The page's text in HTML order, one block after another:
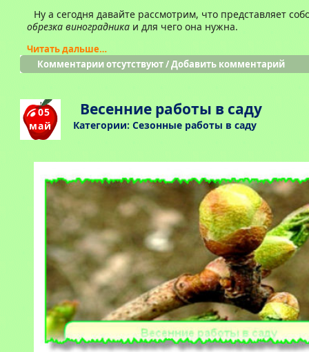
Ну а сегодня давайте рассмотрим, что представляет
обрезка виноградника и для чего она нужна.
Читать дальше…
Комментарии отсутствуют/Добавить комментарий
05
май
Весенние работы в саду
Категории: Сезонные работы в саду